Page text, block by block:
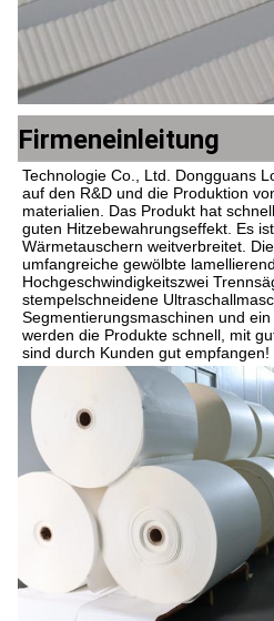
Firmeneinleitung
Technologie Co., Ltd. Dongguans
auf den R&D und die Produktion
materialien. Das Produkt hat
guten Hitzebewahrungseffekt. Es
Wärmetauschern weitverbreitet.
umfangreiche gewölbte
Hochgeschwindigkeitszwei
stempelschneidene
Segmentierungsmaschinen und ein
werden die Produkte schnell, mit
sind durch Kunden gut empfangen!